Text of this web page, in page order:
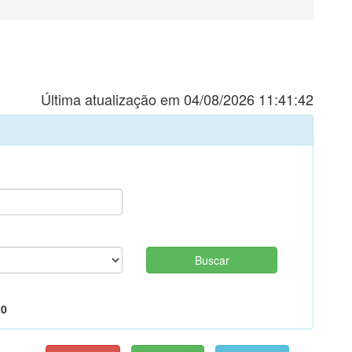
Última atualização em 04/08/2026 11:41:42